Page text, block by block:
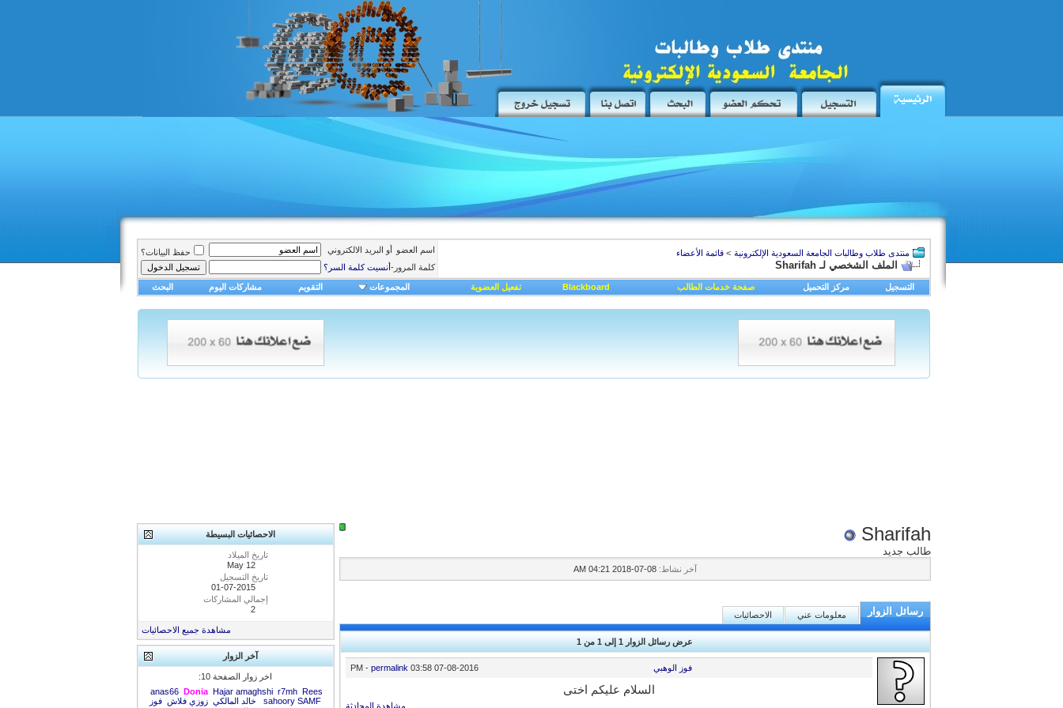
منتدى طلاب وطالبات الجامعة السعودية الإلكترونية >قائمة الأعضاء
الملف الشخصي لـ Sharifah
اسم العضو أو البريد الالكتروني
حفظ البيانات؟
كلمة المرور-أنسيت كلمة السر؟
التسجيل مركز التحميل صفحة خدمات الطالب Blackboard تفعيل العضوية المجموعات التقويم مشاركات اليوم البحث
Sharifah
طالب جديد
آخر نشاط: 08-07-2018
04:21 AM
رسائل الزوار معلومات عني الاحصائيات
عرض رسائل الزوار 1 إلى 1 من 1
07-08-2016
03:58 PM
- permalink فوز الوهبي
السلام عليكم اختي
مشاهدة المحادثة
الاحصائيات البسيطة
تاريخ الميلاد
May 12
تاريخ التسجيل
01-07-2015
إجمالي المشاركات
2
مشاهدة جميع الاحصائيات
آخر الزوار
اخر زوار الصفحة 10:
anas66 Donia Hajar amaghshi r7mh Rees
sahoory SAMF خالد المالكي زوزي فلاش فوز